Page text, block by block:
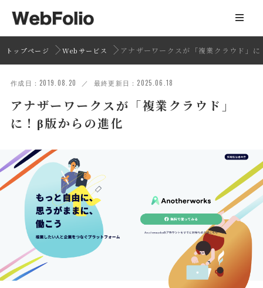
トップページ Webサービス アナザーワークスが「複業クラウド」
作成日：2019.08.20 ／ 最終更新日：2025.06.18
アナザーワークスが「複業クラウド」
に！β版からの進化